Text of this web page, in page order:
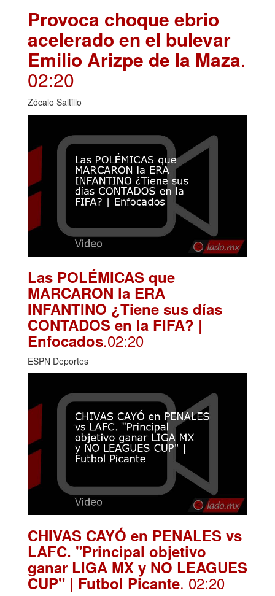
Provoca choque ebrio
acelerado en el bulevar
Emilio Arizpe de la Maza.
02:20
Zócalo Saltillo
Las POLÉMICAS que
MARCARON la ERA
INFANTINO ¿Tiene sus días
CONTADOS en la FIFA? |
Enfocados.02:20
ESPN Deportes
CHIVAS CAYÓ en PENALES vs
LAFC. "Principal objetivo
ganar LIGA MX y NO LEAGUES
CUP" | Futbol Picante. 02:20